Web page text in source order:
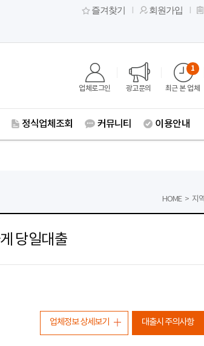
즐겨찾기 회원가입
업체로그인 광고문의 최근 본 업체
1
정식업체조회 커뮤니티 이용안내
HOME > 지
당일대출
업체정보 상세보기 대출시 주의사항